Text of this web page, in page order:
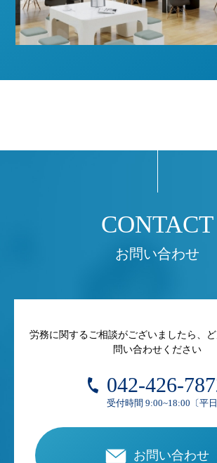
お問い合わせ
労務に関するご相談がございましたら、
問い合わせください
042-426-
受付時間 9:00~18:00〔平日
お問い合わせ